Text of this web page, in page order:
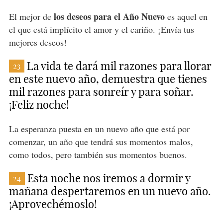
El mejor de los deseos para el Año Nuevoes aquel en
el que está implícito el amor y el cariño. ¡Envía tus
mejores deseos!
23
La vida te dará mil razones para llorar
en este nuevo año, demuestra que tienes
mil razones para sonreír y para soñar.
¡Feliz noche!
La esperanza puesta en un nuevo año que está por
comenzar, un año que tendrá sus momentos malos,
como todos, pero también sus momentos buenos.
24
Esta noche nos iremos a dormir y
mañana despertaremos en un nuevo año.
¡Aprovechémoslo!